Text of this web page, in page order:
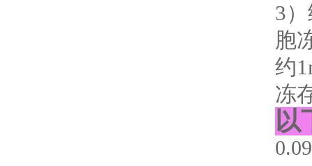
3
胞
约
冻
以